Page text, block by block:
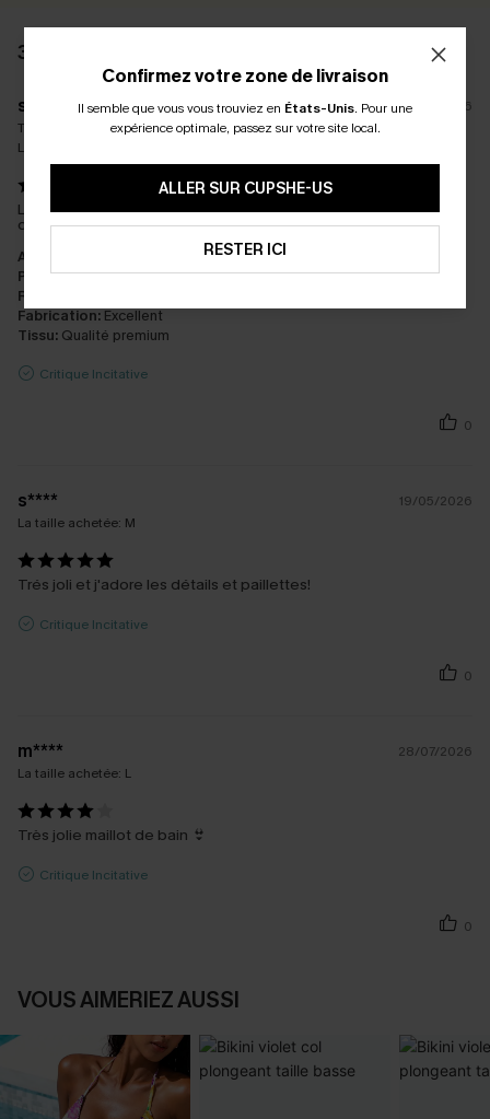
3 AVIS
s****
27/07/2026
Tour de taille (in.):38
La taille achetée:
Le M ne correspond pas au bonnet que vous affichez. C'est
dommage
Apparence:
Performance:Surpasse les attentes
Rapport qualité/prix:
Fabrication: Excellent
Tissu: Qualité premium
Critique Incitative
0
s****
19/05/2026
La taille achetée: M
Trés joli et j'adore les détails et paillettes!
Critique Incitative
0
m****
28/07/2026
La taille achetée: L
Très jolie maillot de bain 👙
Critique Incitative
0
VOUS AIMERIEZ AUSSI
Confirmez votre zone de livraison
Il semble que vous vous trouviez en États-Unis. Pour une
expérience optimale, passez sur votre site local.
ALLER SUR CUPSHE-US
RESTER ICI